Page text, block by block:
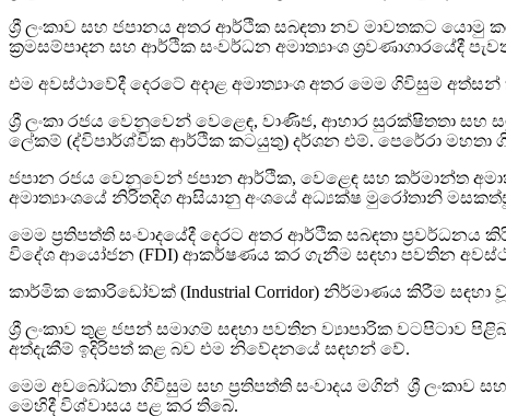
ශ්‍රී ලංකාව සහ ජපානය අතර ආර්ථික සබඳතා නව මාවතකට යොමු කරමින්
ක්‍රමසම්පාදන සහ ආර්ථික සංවර්ධන අමාත්‍යාංශ ශ්‍රවණාගාරයේදී
එම අවස්ථාවේදී දෙරටේ අදාළ අමාත්‍යාංශ අතර මෙම ගිවිසුම
ශ්‍රී ලංකා රජය වෙනුවෙන් වෙළෙඳ, වාණිජ, ආහාර සුරක්ෂිතතා සහ
ලේකම් (ද්විපාර්ශ්වික ආර්ථික කටයුතු) දර්ශන එම්. පෙරේරා මහතා
ජපාන රජය වෙනුවෙන් ජපාන ආර්ථික, වෙළෙඳ සහ කර්මාන්ත
අමාත්‍යාංශයේ නිරිතදිග ආසියානු අංශයේ අධ්‍යක්ෂ මුරෝතානි මසකත්සු
මෙම ප්‍රතිපත්ති සංවාදයේදී දෙරට අතර ආර්ථික සබඳතා ප්‍රවර්ධනය
විදේශ ආයෝජන (FDI) ආකර්ෂණය කර ගැනීම සඳහා පවතින
කාර්මික කොරිඩෝවක් (Industrial Corridor) නිර්මාණය කිරීම
ශ්‍රී ලංකාව තුළ ජපන් සමාගම් සඳහා පවතින ව්‍යාපාරික වටපිටාව
අත්දැකීම් ඉදිරිපත් කළ බව එම නිවේදනයේ සඳහන් වේ.
මෙම අවබෝධතා ගිවිසුම සහ ප්‍රතිපත්ති සංවාදය මගින් ශ්‍රී
මෙහිදී විශ්වාසය පළ කර තිබේ.